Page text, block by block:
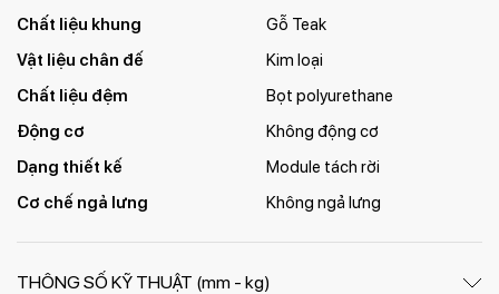
Chất liệu khung
Gỗ Teak
Vật liệu chân đế
Kim loại
Chất liệu đệm
Bọt polyurethane
Động cơ
Không động cơ
Dạng thiết kế
Module tách rời
Cơ chế ngả lưng
Không ngả lưng
THÔNG SỐ KỸ THUẬT (mm - kg)